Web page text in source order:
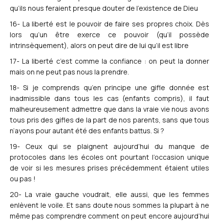
qu’ils nous feraient presque douter de l’existence de Dieu
16- La liberté est le pouvoir de faire ses propres choix. Dès
lors qu’un être exerce ce pouvoir (qu’il possède
intrinsèquement), alors on peut dire de lui qu’il est libre
17- La liberté c’est comme la confiance : on peut la donner
mais on ne peut pas nous la prendre.
18- Si je comprends qu’en principe une gifle donnée est
inadmissible dans tous les cas (enfants compris), il faut
malheureusement admettre que dans la vraie vie nous avons
tous pris des gifles de la part de nos parents, sans que tous
n’ayons pour autant été des enfants battus. Si ?
19- Ceux qui se plaignent aujourd’hui du manque de
protocoles dans les écoles ont pourtant l’occasion unique
de voir si les mesures prises précédemment étaient utiles
ou pas !
20- La vraie gauche voudrait, elle aussi, que les femmes
enlèvent le voile. Et sans doute nous sommes la plupart à ne
même pas comprendre comment on peut encore aujourd’hui